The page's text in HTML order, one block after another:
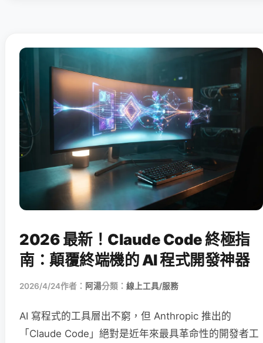
2026 最新！Claude Code 終極指
南：顛覆終端機的 AI 程式開發神器
2026/4/24作者： 阿湯分類： 線上工具/服務
AI 寫程式的工具層出不窮，但 Anthropic 推出的
「Claude Code」絕對是近年來最具革命性的開發者工